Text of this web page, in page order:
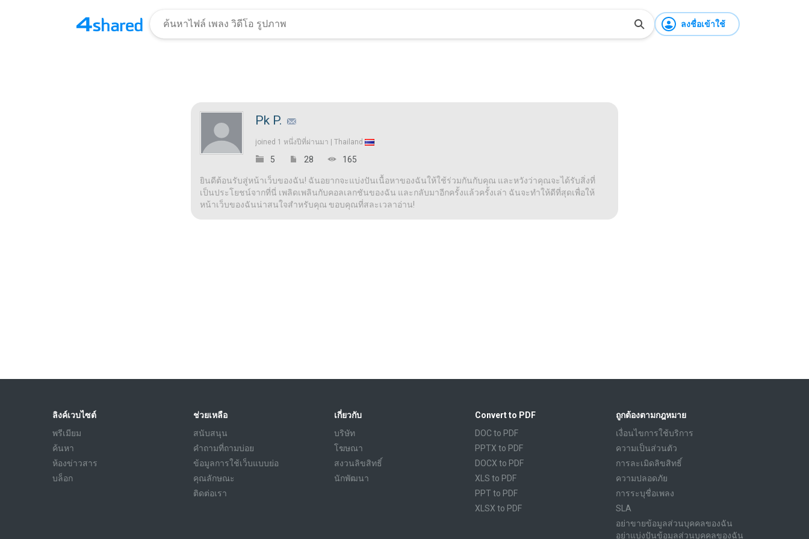
ลงชื่อเข้าใช้
Pk P.
joined 1 หนึ่งปีที่ผ่านมา | Thailand
5 28 165
ยินดีต้อนรับสู่หน้าเว็บของฉัน! ฉันอยากจะแบ่งปันเนื้อหาของฉันให้ใช้ร่วมกันกับคุณ และหวังว่าคุณจะได้รับสิ่งที่
เป็นประโยชน์จากที่นี่ เพลิดเพลินกับคอลเลกชันของฉัน และกลับมาอีกครั้งแล้วครั้งเล่า ฉันจะทำให้ดีที่สุดเพื่อให้
หน้าเว็บของฉันน่าสนใจสำหรับคุณ ขอบคุณที่สละเวลาอ่าน!
ลิงค์เวบไซต์
พรีเมียม
ค้นหา
ห้องข่าวสาร
บล็อก
ช่วยเหลือ
สนับสนุน
คำถามที่ถามบ่อย
ข้อมูลการใช้เว็บแบบย่อ
คุณลักษณะ
ติดต่อเรา
เกี่ยวกับ
บริษัท
โฆษณา
สงวนลิขสิทธิ์
นักพัฒนา
Convert to PDF
DOC to PDF
PPTX to PDF
DOCX to PDF
XLS to PDF
PPT to PDF
XLSX to PDF
ถูกต้องตามกฎหมาย
เงื่อนไขการใช้บริการ
ความเป็นส่วนตัว
การละเมิดลิขสิทธิ์
ความปลอดภัย
การระบุชื่อเพลง
SLA
อย่าขายข้อมูลส่วนบุคคลของฉัน
อย่าแบ่งปันข้อมูลส่วนบุคคลของฉัน